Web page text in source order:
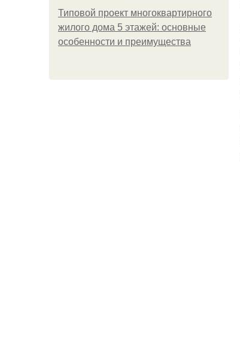
Типовой проект многоквартирного
жилого дома 5 этажей: основные
особенности и преимущества